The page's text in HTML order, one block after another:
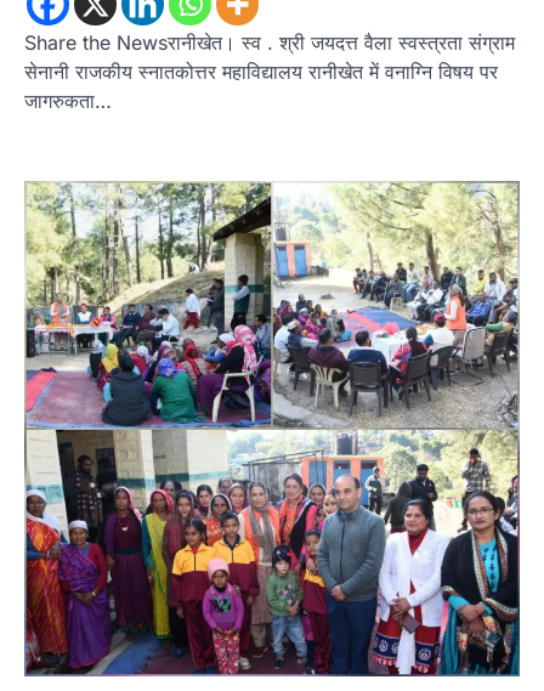
Share the Newsरानीखेत। स्व . श्री जयदत्त वैला स्वस्त्रता संग्राम
सेनानी राजकीय स्नातकोत्तर महाविद्यालय रानीखेत में वनाग्नि विषय पर
जागरुकता…